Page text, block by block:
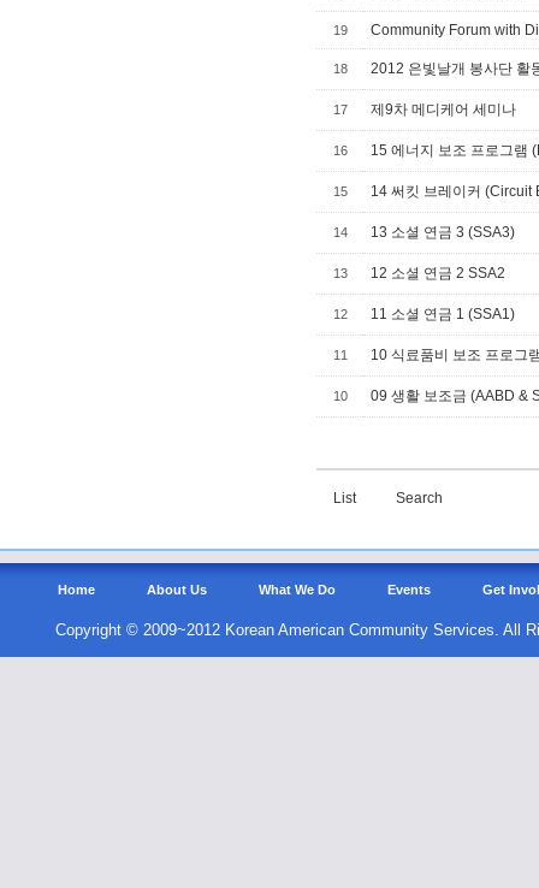
19 Community Forum with
18 2012 은빛날개 봉사단 활
17 제9차 메디케어 세미나
16 15 에너지 보조 프로그램
15 14 써킷 브레이커 (Circuit
14 13 소셜 연금 3 (SSA3)
13 12 소셜 연금 2 SSA2
12 11 소셜 연금 1 (SSA1)
11 10 식료품비 보조 프로그
10 09 생활 보조금 (AABD &
List Search
Home About Us What We Do Events Get
Copyright © 2009~2012 Korean American Community Services. All